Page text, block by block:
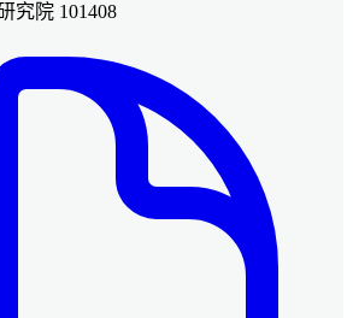
究院 101408